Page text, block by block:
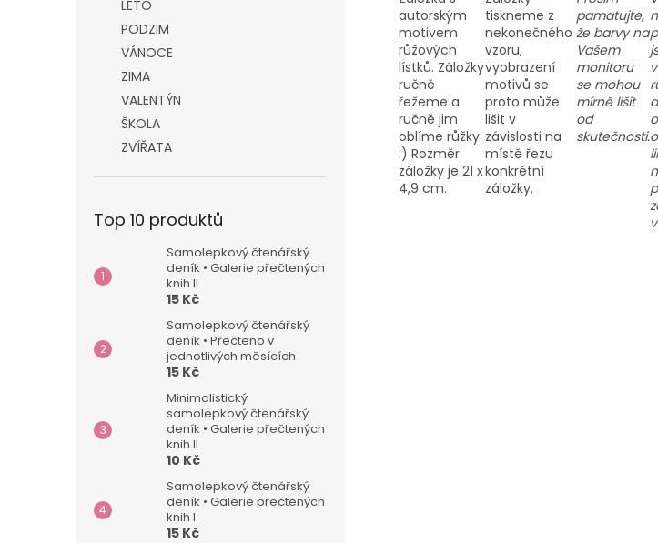
LÉTO
PODZIM
VÁNOCE
ZIMA
VALENTÝN
ŠKOLA
ZVÍŘATA
Top 10 produktů
Samolepkový čtenářský
deník • Galerie přečtených
knih II
15 Kč
Samolepkový čtenářský
deník • Přečteno v
jednotlivých měsících
15 Kč
Minimalistický
samolepkový čtenářský
deník • Galerie přečtených
knih II
10 Kč
Samolepkový čtenářský
deník • Galerie přečtených
knih I
15 Kč
autorským
motivem
růžových
lístků. Záložky
ručně
řežeme a
ručně jim
oblíme růžky
:) Rozměr
záložky je 21 x
4,9 cm.
tiskneme z
nekonečného
vzoru,
vyobrazení
motivů se
proto může
lišit v
závislosti na
místě řezu
konkrétní
záložky.
pamatujte,
že barvy na
Vašem
monitoru
se mohou
mírně lišit
od
skutečnosti.